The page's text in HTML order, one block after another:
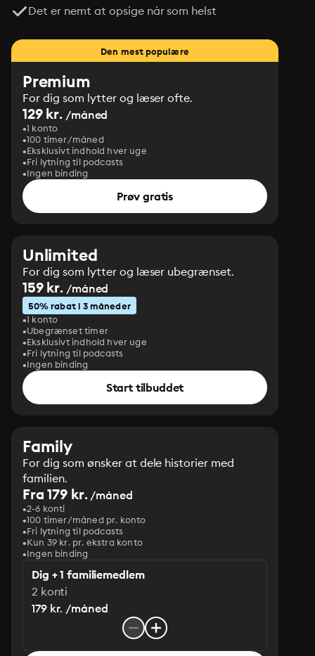
Det er nemt at opsige når som helst
Den mest populære
Premium
For dig som lytter og læser ofte.
129 kr. /måned
1 konto
100 timer/måned
Eksklusivt indhold hver uge
Fri lytning til podcasts
Ingen binding
Prøv gratis
Unlimited
For dig som lytter og læser ubegrænset.
159 kr. /måned
50% rabat i 3 måneder
1 konto
Ubegrænset timer
Eksklusivt indhold hver uge
Fri lytning til podcasts
Ingen binding
Start tilbuddet
Family
For dig som ønsker at dele historier med
familien.
Fra 179 kr./måned
2-6 konti
100 timer/måned pr. konto
Fri lytning til podcasts
Kun 39 kr. pr. ekstra konto
Ingen binding
Dig + 1 familiemedlem
2 konti
179 kr. /måned